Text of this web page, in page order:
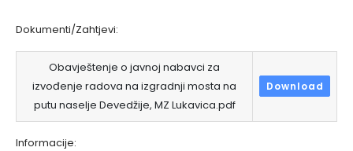
Dokumenti/Zahtjevi:
Obavještenje o javnoj nabavci za
izvođenje radova na izgradnji mosta na
putu naselje Devedžije, MZ Lukavica.pdf
Download
Informacije: